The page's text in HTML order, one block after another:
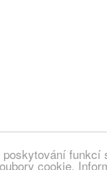
cookie.